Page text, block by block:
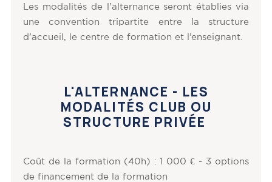
Les modalités de l’alternance seront établies via
une convention tripartite entre la structure
d’accueil, le centre de formation et l’enseignant.
L'ALTERNANCE - LES
MODALITÉS CLUB OU
STRUCTURE PRIVÉE
Coût de la formation (40h) : 1 000 € - 3 options
de financement de la formation